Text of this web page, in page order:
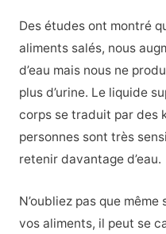
Des études ont montré
aliments salés, nous
d’eau mais nous ne
plus d’urine. Le liquide
corps se traduit par des
personnes sont très
retenir davantage d’eau.
N’oubliez pas que même
vos aliments, il peut se